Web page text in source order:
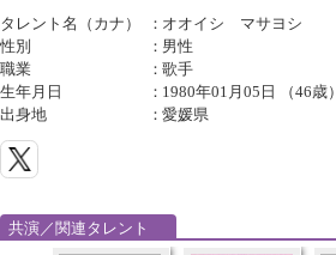
タレント名（カナ） ： オオイシ マサヨシ
性別
： 男性
職業
：歌手
生年月日
： 1980年01月05日 （46歳）
出身地
：愛媛県
共演／関連タレント